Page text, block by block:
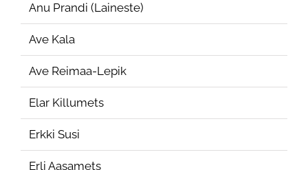
Anu Prandi (Laineste)
Ave Kala
Ave Reimaa-Lepik
Elar Killumets
Erkki Susi
Erli Aasamets